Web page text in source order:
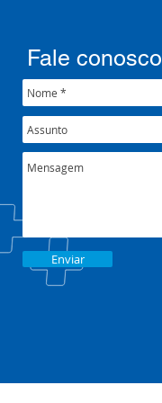
Enviar
Fale conosco